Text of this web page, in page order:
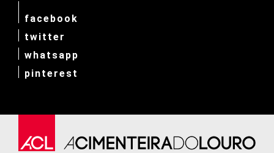
facebook
twitter
whatsapp
pinterest